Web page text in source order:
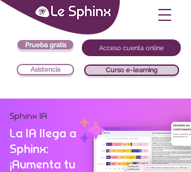
Prueba gratis
Asistencia
Acceso cuenta online
Curso e-learning
Sphinx IA
La IA llega a
Sphinx:
¡Aumenta tu